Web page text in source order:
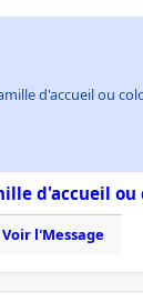
d'accueil ou
d'accueil ou
Voir l'Message